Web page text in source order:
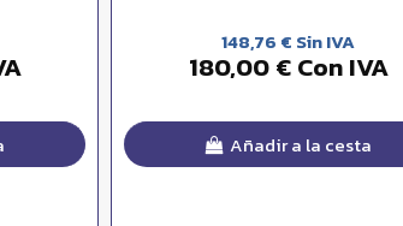
148,76 € Sin IVA
180,00 € Con IVA
Añadir a la cesta